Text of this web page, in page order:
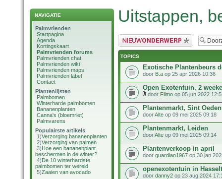
NAVIGATIE
Palmvrienden
Startpagina
Agenda
Kortingskaart
Palmvrienden forums
Palmvrienden chat
Palmvrienden wiki
Palmvrienden maps
Palmvrienden label
Contact
Plantenlijsten
Palmbomen
Winterharde palmbomen
Bananenplanten
Canna's (bloemriet)
Palmvarens
Populairste artikels
1)Verzorging bananenplanten
2)Verzorging van palmen
3)Hoe een bananenplant
beschermen in de winter?
4)De 10 winterhardste
palmbomen ter wereld
5)Zaaien van avocado
Uitstappen,
Plaats een nieuw bericht
TOPICS
Exotische Plantenbeurs
door B.a op 25 apr 2026 10:36
Open Exotentuin, 2
door Filmo op 05 jun 2022
Plantenmarkt, Sint
doorAlte op 09 mei 2025 09:18
Plantenmarkt, Leiden
doorAlte op 09 mei 2025 09:14
Plantenverkoop in april
door guardian1967 op 30 jan
openexotentuin in Hasselt
door danny2 op 23 aug 2024